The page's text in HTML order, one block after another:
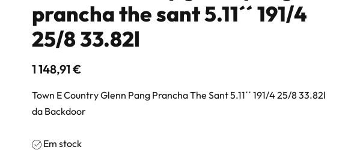
prancha the sant 5.11´´ 191/4
25/8 33.82l
1 148,91€
Town E Country Glenn Pang Prancha The Sant 5.11´´ 191/4 25/8 33.82l
da Backdoor
Em stock